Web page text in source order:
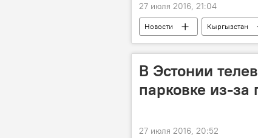
27 июля 2016, 21:04
Новости Кыргызстан
высокогорные озера
В Эстонии
парковке из-за
27 июля 2016, 20:52